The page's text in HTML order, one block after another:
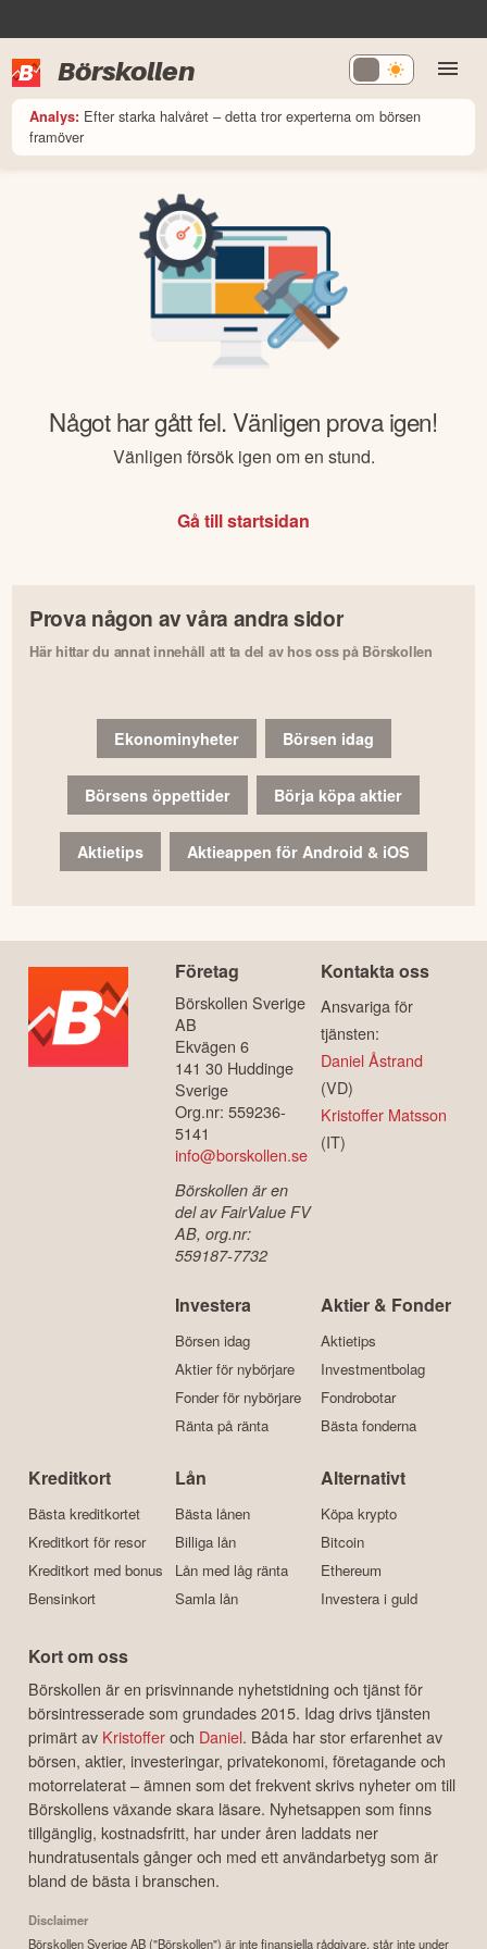
Börskollen
Analys: Efter starka halvåret – detta tror experterna om börsen
framöver
Något har gått fel. Vänligen prova igen!
Vänligen försök igen om en stund.
Gå till startsidan
Prova någon av våra andra sidor
Här hittar du annat innehåll att ta del av hos oss på Börskollen
Ekonominyheter Börsen idag
Börsens öppettider Börja köpa aktier
Aktietips Aktieappen för Android & iOS
Företag
Börskollen Sverige
AB
Ekvägen 6
141 30 Huddinge
Sverige
Org.nr: 559236-
5141
info@borskollen.se
Börskollen är en
del av FairValue FV
AB, org.nr:
559187-7732
Kontakta oss
Ansvariga för
tjänsten:
Daniel Åstrand
(VD)
Kristoffer Matsson
(IT)
Investera
Börsen idag
Aktier för nybörjare
Fonder för nybörjare
Ränta på ränta
Aktier & Fonder
Aktietips
Investmentbolag
Fondrobotar
Bästa fonderna
Kreditkort
Bästa kreditkortet
Kreditkort för resor
Kreditkort med bonus
Bensinkort
Lån
Bästa lånen
Billiga lån
Lån med låg ränta
Samla lån
Alternativt
Köpa krypto
Bitcoin
Ethereum
Investera i guld
Kort om oss
Börskollen är en prisvinnande nyhetstidning och tjänst för
börsintresserade som grundades 2015. Idag drivs tjänsten
primärt av Kristofferoch Daniel. Båda har stor erfarenhet av
börsen, aktier, investeringar, privatekonomi, företagande och
motorrelaterat – ämnen som det frekvent skrivs nyheter om till
Börskollens växande skara läsare. Nyhetsappen som finns
tillgänglig, kostnadsfritt, har under åren laddats ner
hundratusentals gånger och med ett användarbetyg som är
bland de bästa i branschen.
Disclaimer
Börskollen Sverige AB ("Börskollen") är inte finansiella rådgivare, står inte under